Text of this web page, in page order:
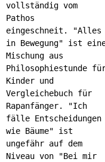
vollständig vom
Pathos
eingeschneit.
"Alles
in Bewegung" ist
Mischung aus
Philosophiestunde
Kinder und
Vergleichebuch für
Rapanfänger. "Ich
fälle Entscheidungen
wie Bäume" ist
ungefähr auf dem
Niveau von "Bei mir